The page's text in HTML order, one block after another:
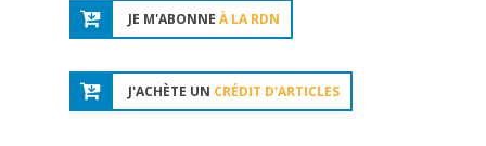
JE M'ABONNE À LA RDN
J'ACHÈTE UN CRÉDIT D'ARTICLES